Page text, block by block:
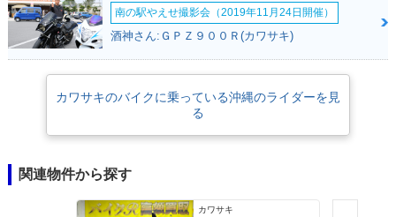
南の駅やえせ撮影会（2019年11月24日開催）
酒神さん:ＧＰＺ９００Ｒ(カワサキ)
カワサキのバイクに乗っている沖縄のライダーを見
る
関連物件から探す
カワサキ